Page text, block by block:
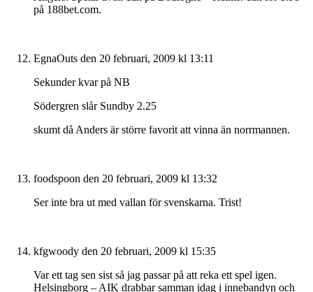
på 188bet.com.
EgnaOuts den 20 februari, 2009 kl 13:11
Sekunder kvar på NB
Södergren slår Sundby 2.25
skumt då Anders är större favorit att vinna än norrmannen.
foodspoon den 20 februari, 2009 kl 13:32
Ser inte bra ut med vallan för svenskarna. Trist!
kfgwoody den 20 februari, 2009 kl 15:35
Var ett tag sen sist så jag passar på att reka ett spel igen.
Helsingborg – AIK drabbar samman idag i innebandyn och